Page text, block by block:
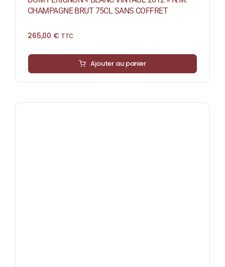
CHAMPAGNE BRUT 75CL SANS COFFRET
265,00 € TTC
Ajouter au panier